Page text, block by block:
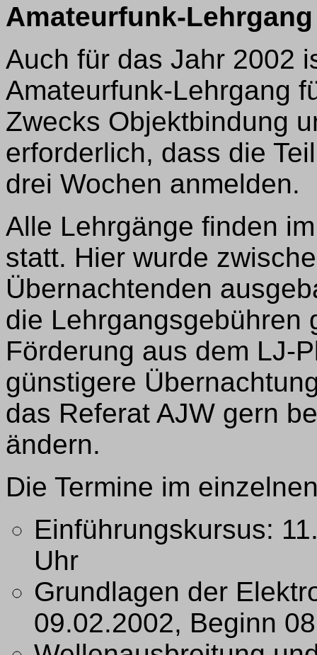
Amateurfunk-Lehrgang
Auch für das Jahr 2002
Amateurfunk-Lehrgang
Zwecks Objektbindung
erforderlich, dass die
drei Wochen anmelden.
Alle Lehrgänge finden
statt. Hier wurde
Übernachtenden
die Lehrgangsgebühren
Förderung aus dem LJ-
günstigere
das Referat AJW gern
ändern.
Die Termine im
Einführungskursus:
Uhr
Grundlagen der
09.02.2002, Beginn